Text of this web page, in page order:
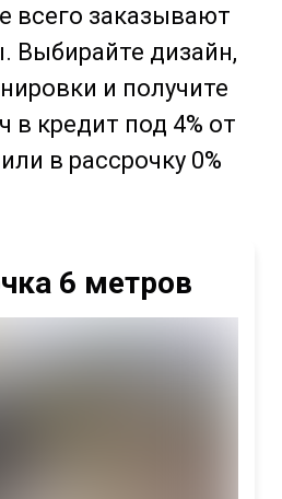
всего заказывают
Выбирайте дизайн,
и получите
в кредит под 4% от
в рассрочку 0%
6 метров